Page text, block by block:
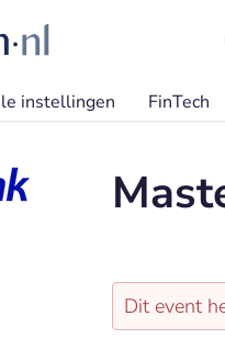
instellingen FinTech
Dit event